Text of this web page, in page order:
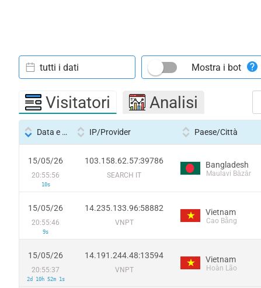
tutti i dati Mostra i bot
Visitatori Analisi
Data e ora IP/Provider Paese/Città
15/05/26
20:55:56
10s
103.158.62.57:39786
SEARCH IT
Bangladesh
Maulavi Bāzār
15/05/26
20:55:46
9s
14.235.133.96:58882
VNPT
Vietnam
Cao Bằng
15/05/26
20:55:37
2d 10h 52m 1s
14.191.244.48:13594
VNPT
Vietnam
Hoàn Lão